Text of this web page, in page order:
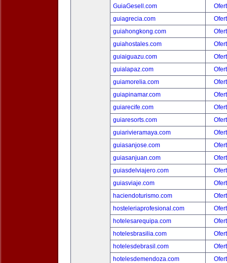
GuiaGesell.com
guiagrecia.com
guiahongkong.com
guiahostales.com
guiaiguazu.com
guialapaz.com
guiamorelia.com
guiapinamar.com
guiarecife.com
guiaresorts.com
guiarivieramaya.com
guiasanjose.com
guiasanjuan.com
guiasdelviajero.com
guiasviaje.com
haciendoturismo.com
hosteleriaprofesional.com
hotelesarequipa.com
hotelesbrasilia.com
hotelesdebrasil.com
hotelesdemendoza.com